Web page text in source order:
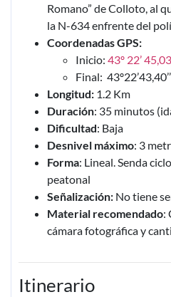
Romano” de Colloto, al
la N-634 enfrente del
Coordenadas GPS:
Inicio: 43º 22’
Final:
Longitud: 1.2 Km
Duración: 35 minutos
Dificultad: Baja
Desnivel máximo: 3
Forma: Lineal. Senda
peatonal
Señalización: No tiene
Material recomendado:
cámara fotográfica y
Itinerario